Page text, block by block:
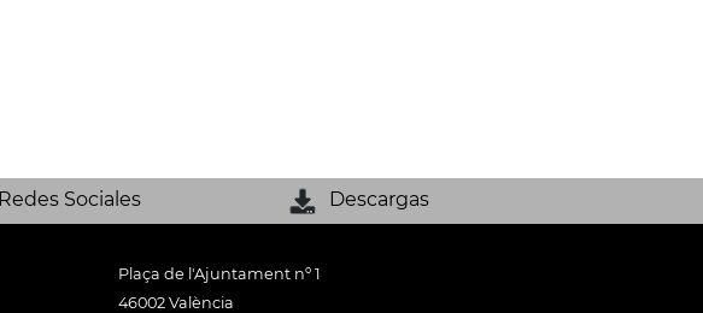
Redes Sociales Descargas
Plaça de l'Ajuntament nº 1
46002 València